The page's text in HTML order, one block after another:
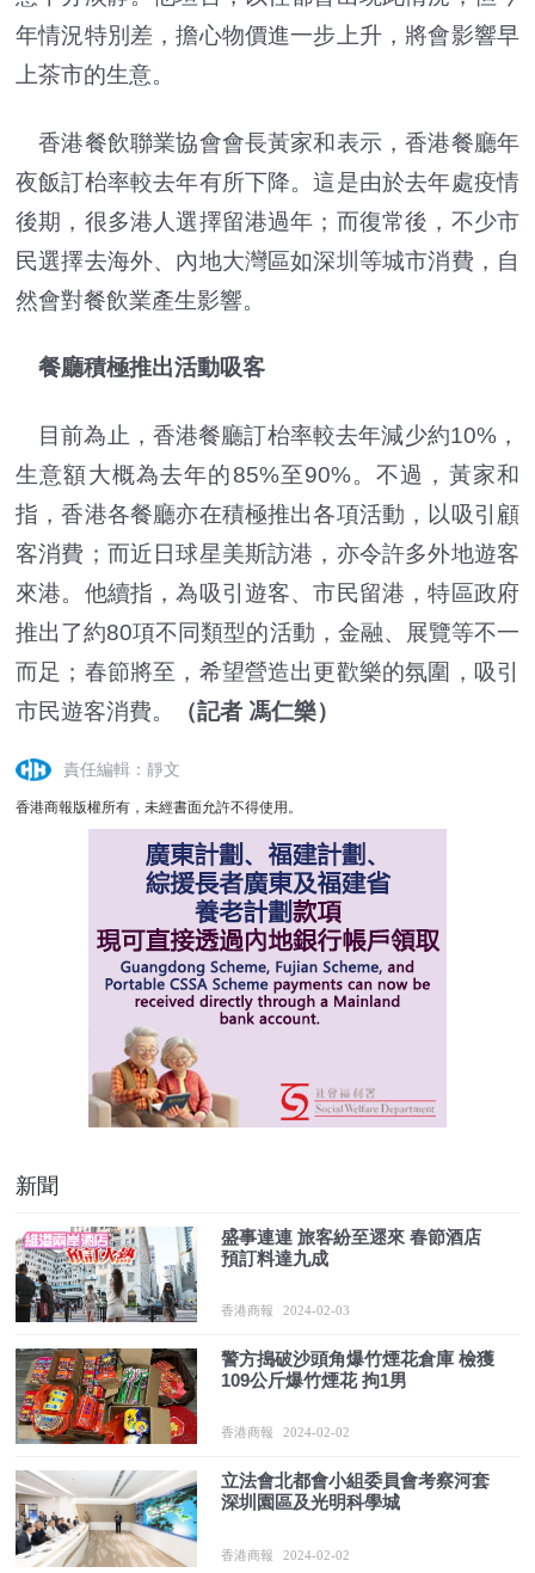
年情況特別差，擔心物價進一步上升，將會影響早
上茶市的生意。
香港餐飲聯業協會會長黃家和表示，香港餐廳年
夜飯訂枱率較去年有所下降。這是由於去年處疫情
後期，很多港人選擇留港過年；而復常後，不少市
民選擇去海外、內地大灣區如深圳等城市消費，自
然會對餐飲業產生影響。
餐廳積極推出活動吸客
目前為止，香港餐廳訂枱率較去年減少約10%，
生意額大概為去年的85%至90%。不過，黃家和
指，香港各餐廳亦在積極推出各項活動，以吸引顧
客消費；而近日球星美斯訪港，亦令許多外地遊客
來港。他續指，為吸引遊客、市民留港，特區政府
推出了約80項不同類型的活動，金融、展覽等不一
而足；春節將至，希望營造出更歡樂的氛圍，吸引
市民遊客消費。
（記者 馮仁樂）
責任編輯：靜文
香港商報版權所有，未經書面允許不得使用。
新聞
盛事連連 旅客紛至遝來 春節酒店
預訂料達九成
香港商報 2024-02-03
警方搗破沙頭角爆竹煙花倉庫 檢獲
109公斤爆竹煙花 拘1男
香港商報 2024-02-02
立法會北都會小組委員會考察河套
深圳園區及光明科學城
香港商報 2024-02-02